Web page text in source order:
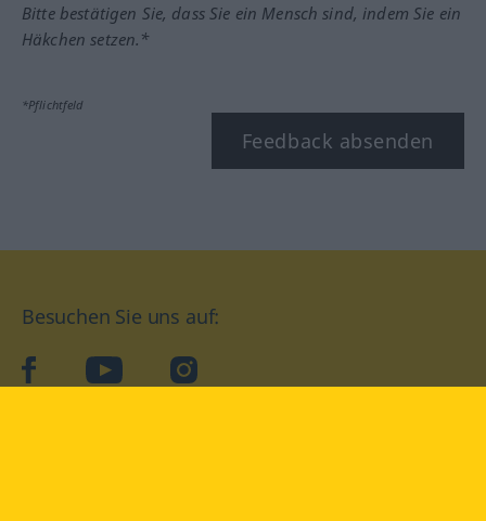
Bitte bestätigen Sie, dass Sie ein Mensch sind, indem Sie ein
Häkchen setzen.*
*Pflichtfeld
Feedback absenden
Besuchen Sie uns auf:
facebookYouTube Instagram